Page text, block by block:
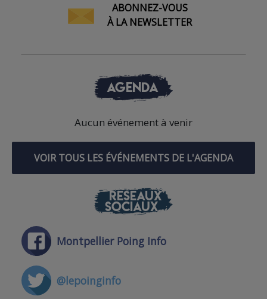
ABONNEZ-VOUS
À LA NEWSLETTER
AGENDA
Aucun événement à venir
VOIR TOUS LES ÉVÉNEMENTS DE L'AGENDA
RÉSEAUX
SOCIAUX
Montpellier Poing Info
@lepoinginfo